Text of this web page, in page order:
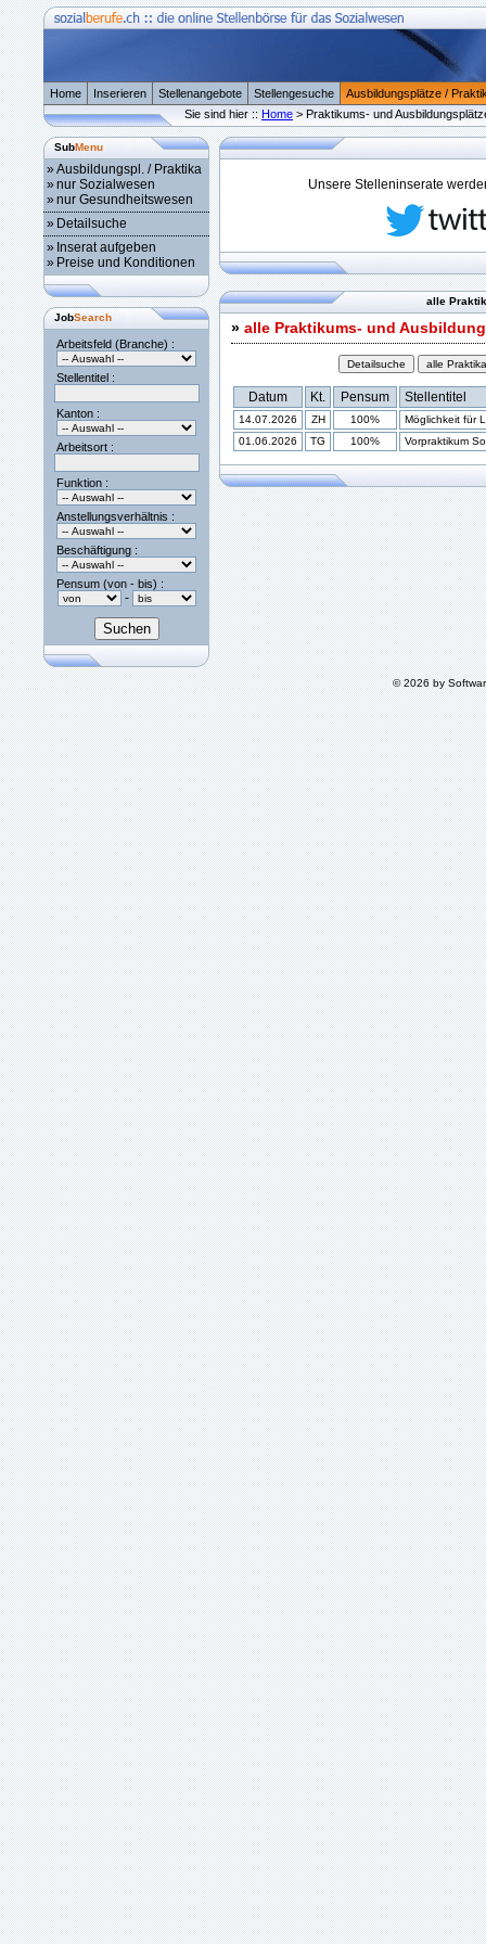
Home Inserieren Stellenangebote Stellengesuche
Ausbildungsplätze /
Sie sind hier :: Home > Praktikums- und
SubMenu
»Ausbildungspl. / Praktika
»nur Sozialwesen
»nur Gesundheitswesen
» Detailsuche
» Inserat aufgeben
» Preise und Konditionen
JobSearch
Arbeitsfeld (Branche) :
Stellentitel :
Kanton :
Arbeitsort :
Funktion :
Anstellungsverhältnis :
Beschäftigung :
Pensum (von - bis) :
-
Unsere Stelleninserate
alle
» alle Praktikums- und
Datum Kt. Pensum Stellentitel
14.07.2026 ZH 100%
Möglichkeit für
01.06.2026
TG 100% Vorpraktikum
© 2026 by